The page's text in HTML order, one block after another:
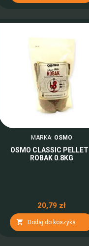
MARKA: OSMO
OSMO CLASSIC
ROBAK 0.8KG
20,79 zł
 Dodaj do koszyka